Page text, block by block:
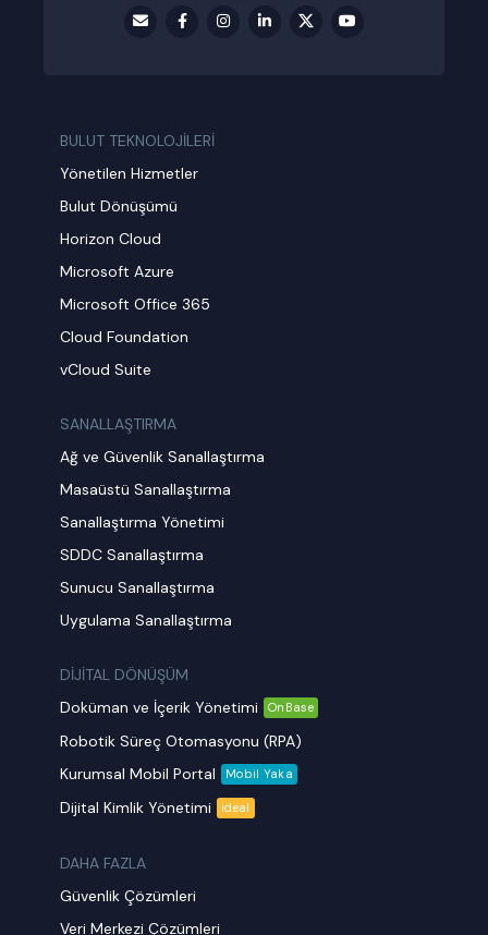
BULUT TEKNOLOJİLERİ
Yönetilen Hizmetler
Bulut Dönüşümü
Horizon Cloud
Microsoft Azure
Microsoft Office 365
Cloud Foundation
vCloud Suite
SANALLAŞTIRMA
Ağ ve Güvenlik Sanallaştırma
Masaüstü Sanallaştırma
Sanallaştırma Yönetimi
SDDC Sanallaştırma
Sunucu Sanallaştırma
Uygulama Sanallaştırma
DİJİTAL DÖNÜŞÜM
Doküman ve İçerik Yönetimi
OnBase
Robotik Süreç Otomasyonu (RPA)
Kurumsal Mobil Portal
Mobil Yaka
Dijital Kimlik Yönetimi ideal
DAHA FAZLA
Güvenlik Çözümleri
Veri Merkezi Çözümleri